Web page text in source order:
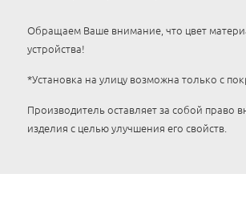
Обращаем Ваше внимание, что цвет
устройства!
*Установка на улицу возможна только с
Производитель оставляет за собой право
изделия с целью улучшения его свойств.